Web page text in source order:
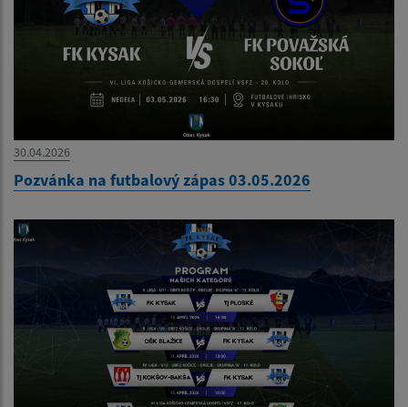
30.04.2026
Pozvánka na futbalový zápas 03.05.2026